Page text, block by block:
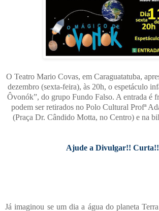
O Teatro Mario Covas, em Caraguatatuba,
dezembro (sexta-feira), às 20h, o espetáculo
Ôvonók”, do grupo Fundo Falso. A entrada é
podem ser retirados no Polo Cultural Profª
(Praça Dr. Cândido Motta, no Centro) e na
Ajude a Divulgar!!
Já imaginou se um dia a água do planeta